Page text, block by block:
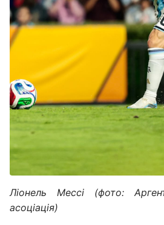
Ліонель Мессі (фото:
асоціація)